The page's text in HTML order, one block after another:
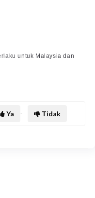
untuk Malaysia dan
Ya Tidak